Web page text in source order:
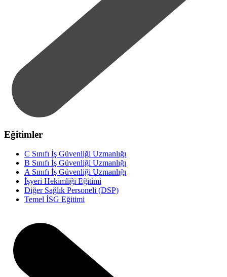
Eğitimler
C Sınıfı İş Güvenliği Uzmanlığı
B Sınıfı İş Güvenliği Uzmanlığı
A Sınıfı İş Güvenliği Uzmanlığı
İşyeri Hekimliği Eğitimi
Diğer Sağlık Personeli (DSP)
Temel İSG Eğitimi